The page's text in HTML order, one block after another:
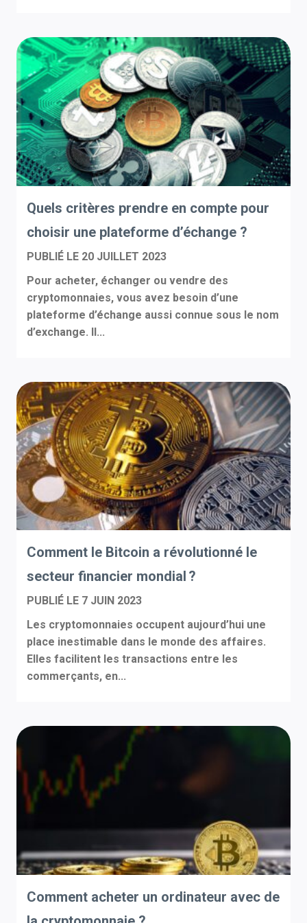
Quels critères prendre en compte pour
choisir une plateforme d’échange ?
PUBLIÉ LE 20 JUILLET 2023
Pour acheter, échanger ou vendre des
cryptomonnaies, vous avez besoin d’une
plateforme d’échange aussi connue sous le nom
d’exchange. Il...
Comment le Bitcoin a révolutionné le
secteur financier mondial ?
PUBLIÉ LE 7 JUIN 2023
Les cryptomonnaies occupent aujourd’hui une
place inestimable dans le monde des affaires.
Elles facilitent les transactions entre les
commerçants, en...
Comment acheter un ordinateur avec de